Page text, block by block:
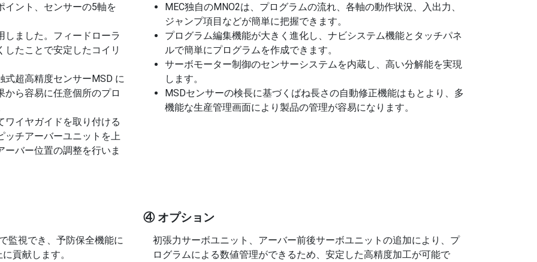
イント、センサーの5軸を
しました。フィードローラ
たことで安定したコイリ
超高精度センサーMSD に
ら容易に任意個所のプロ
ワイヤガイドを取り付ける
ッチアーバーユニットを上
バー位置の調整を行いま
MEC独自のMNO2は、プログラムの流れ、各軸の動作状況、入出力、
ジャンプ項目などが簡単に把握できます。
プログラム編集機能が大きく進化し、ナビシステム機能とタッチパネ
ルで簡単にプログラムを作成できます。
サーボモーター制御のセンサーシステムを内蔵し、高い分解能を実現
します。
MSDセンサーの検長に基づくばね長さの自動修正機能はもとより、多
機能な生産管理画面により製品の管理が容易になります。
監視でき、予防保全機能に
貢献します。
④ オプション
初張力サーボユニット、アーバー前後サーボユニットの追加により、プ
ログラムによる数値管理ができるため、安定した高精度加工が可能で